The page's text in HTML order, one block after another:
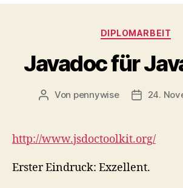
Kategorien
DIPLOMARBEIT
Javadoc für
Beitragsautor
Von pennywise 24.
http://www.jsdoctoolkit.org/
Erster Eindruck: Exzellent.